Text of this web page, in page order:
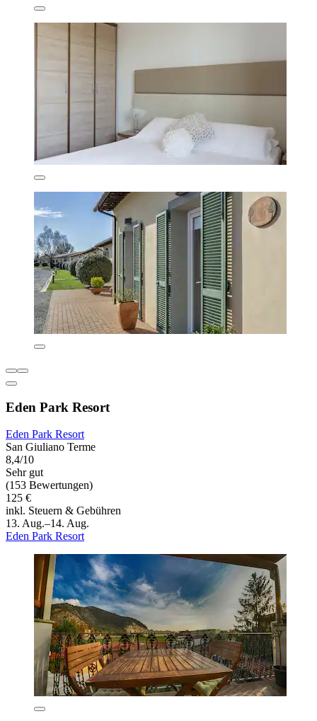
Eden Park Resort
Eden Park Resort
San Giuliano Terme
8,4/10
Sehr gut
(153 Bewertungen)
125 €
inkl. Steuern & Gebühren
13. Aug.–14. Aug.
Eden Park Resort